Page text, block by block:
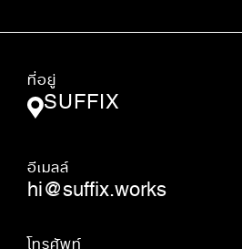
ที่อยู่
SUFFIX
อีเมลล์
hi@suffix.works
โทรศัพท์